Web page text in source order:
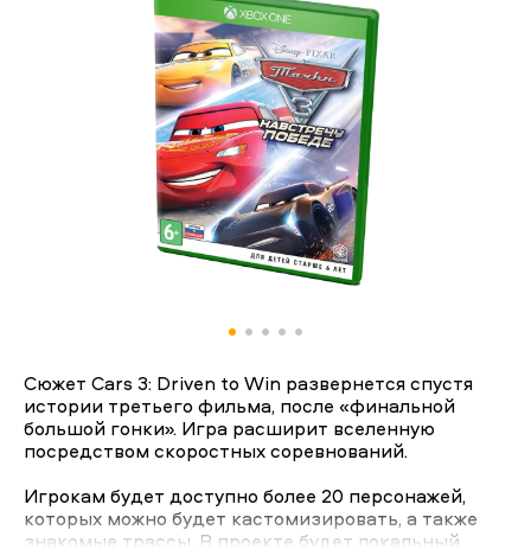
Сюжет Cars 3: Driven to Win развернется спустя
истории третьего фильма, после «финальной
большой гонки». Игра расширит вселенную
посредством скоростных соревнований.
Игрокам будет доступно более 20 персонажей,
которых можно будет кастомизировать, а также
знакомые трассы. В проекте будет локальный